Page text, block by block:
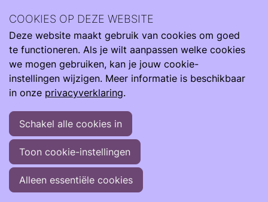
Zoeken
om je te ondersteunen als je kind te vroeg, te licht en ziek
geboren wordt.
Neonatologie Borstvoeding
Borstvoeding
Voor alle zuigelingen geldt dat moedermelk de allerbeste
voeding is, maar voor te vroeg geboren kinderen is het
nog belangrijker dat zij vanaf de eerste dag moedermelk
te drinken krijgen.
Voor alle zuigelingen geldt dat moedermelk de allerbeste
COOKIES OP DEZE WEBSITE
Deze website maakt gebruik van cookies om goed
te functioneren. Als je wilt aanpassen welke cookies
we mogen gebruiken, kan je jouw cookie-
instellingen wijzigen. Meer informatie is beschikbaar
in onze privacyverklaring.
Schakel alle cookies in
Toon cookie-instellingen
Alleen essentiële cookies